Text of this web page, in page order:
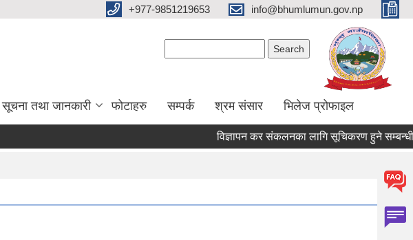
+977-9851219653 info@bhumlumun.gov.np
सूचना तथा जानकारी फोटाहरु सम्पर्क श्रम संसार भिलेज प्रोफाइल
विज्ञापन कर संकलनका लागि सूचिकरण हुने सम्बन्धी